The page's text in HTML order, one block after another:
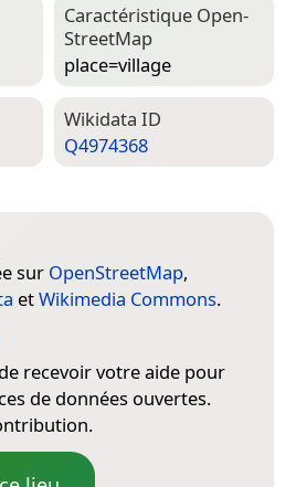
Caractéristique Open­
Street­Map
place=­village
Wiki­data ID
Q4974368
sur OpenStreetMap,
etWikimedia Commons.
recevoir votre aide pour
de données ouvertes.